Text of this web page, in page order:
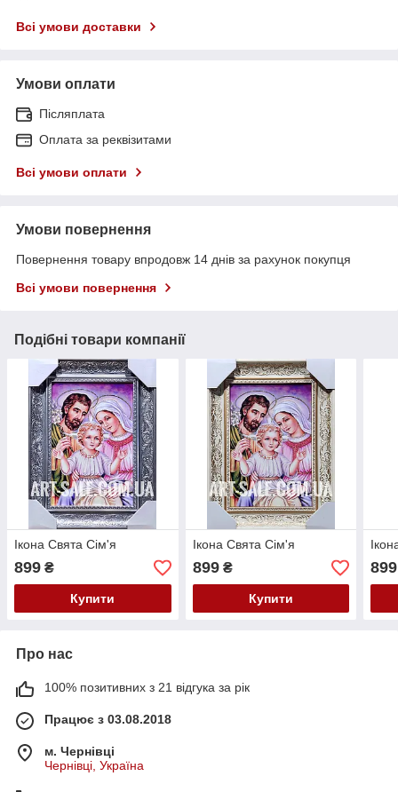
Всі умови доставки
Умови оплати
Післяплата
Оплата за реквізитами
Всі умови оплати
Умови повернення
Повернення товару впродовж 14 днів за рахунок покупця
Всі умови повернення
Подібні товари компанії
Ікона Свята Сім'я
899 ₴
Купити
Ікона Свята Сім'я
899₴
Купити
899
Про нас
100% позитивних з 21 відгука за рік
Працює з 03.08.2018
м. Чернівці
Чернівці, Україна